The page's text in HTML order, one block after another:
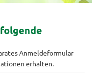
Anmeldeformular
erhalten.